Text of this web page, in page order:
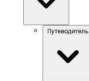
Путеводитель